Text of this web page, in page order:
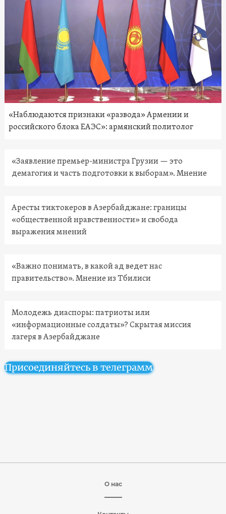
«Наблюдаются признаки «развода» Армении и
российского блока ЕАЭС»: армянский политолог
«Заявление премьер-министра Грузии — это
демагогия и часть подготовки к выборам». Мнение
Аресты тиктокеров в Азербайджане: границы
«общественной нравственности» и свобода
выражения мнений
«Важно понимать, в какой ад ведет нас
правительство». Мнение из Тбилиси
Молодежь диаспоры: патриоты или
«информационные солдаты»? Скрытая миссия
лагеря в Азербайджане
Присоединяйтесь в телеграмм
О нас